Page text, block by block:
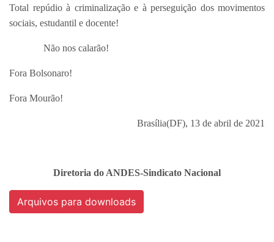
Total repúdio à criminalização e à perseguição dos movimentos
sociais, estudantil e docente!
Não nos calarão!
Fora Bolsonaro!
Fora Mourão!
Brasília(DF), 13 de abril de 2021
Diretoria do ANDES-Sindicato Nacional
Arquivos para downloads